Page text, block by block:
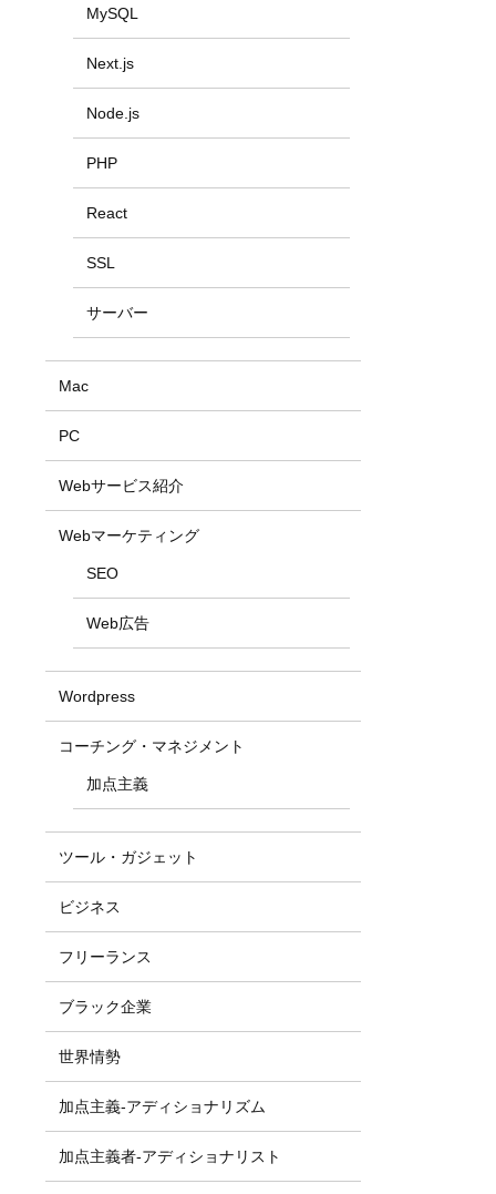
MySQL
Next.js
Node.js
PHP
React
SSL
サーバー
Mac
PC
Webサービス紹介
Webマーケティング
SEO
Web広告
Wordpress
コーチング・マネジメント
加点主義
ツール・ガジェット
ビジネス
フリーランス
ブラック企業
世界情勢
加点主義-アディショナリズム
加点主義者-アディショナリスト